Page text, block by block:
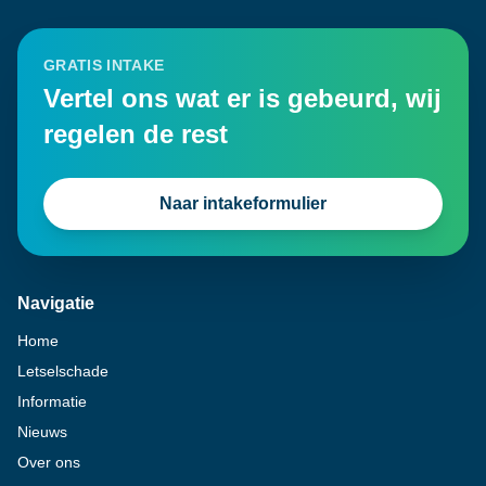
GRATIS INTAKE
Vertel ons wat er is gebeurd, wij
regelen de rest
Naar intakeformulier
Navigatie
Home
Letselschade
Informatie
Nieuws
Over ons